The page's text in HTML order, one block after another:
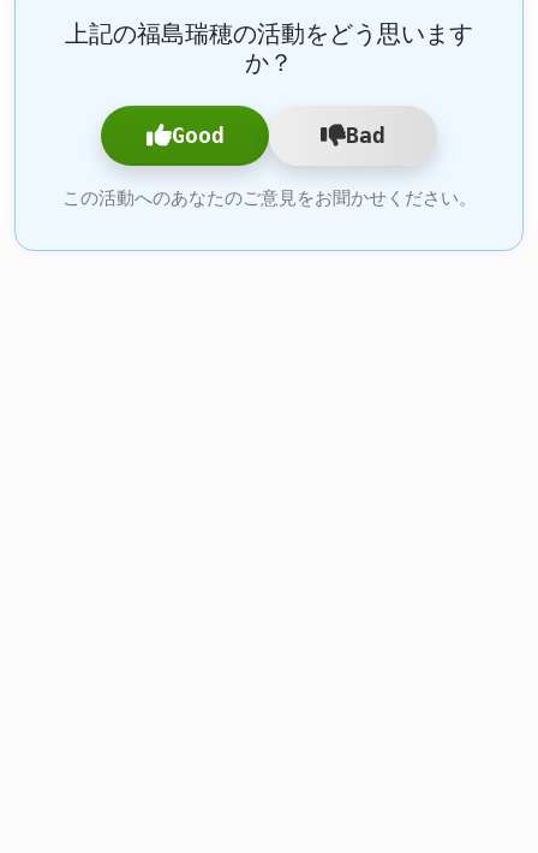
上記の福島瑞穂の活動をどう思います
か？
Good Bad
この活動へのあなたのご意見をお聞かせください。